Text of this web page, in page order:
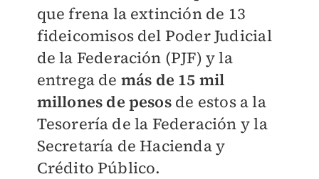
que frena la extinción de 13
fideicomisos del Poder Judicial
de la Federación (PJF) y la
entrega de más de 15 mil
millones de pesos de estos a la
Tesorería de la Federación y la
Secretaría de Hacienda y
Crédito Público.